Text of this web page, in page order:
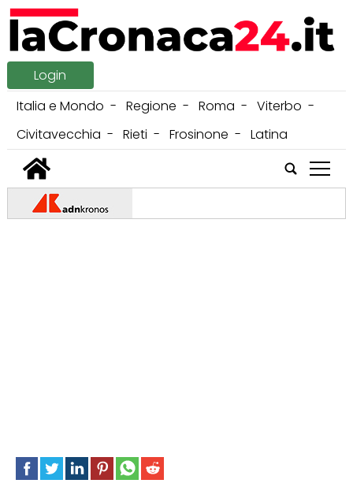
Login
Italia e Mondo
Regione Roma
Viterbo
Civitavecchia
Rieti Frosinone
Latina
tap